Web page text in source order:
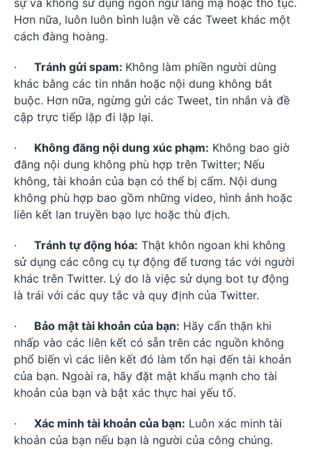
sự và không sử dụng ngôn ngữ lăng mạ hoặc thô tục.
Hơn nữa, luôn luôn bình luận về các Tweet khác một
cách đàng hoàng.
· Tránh gửi spam: Không làm phiền người dùng
khác bằng các tin nhắn hoặc nội dung không bắt
buộc. Hơn nữa, ngừng gửi các Tweet, tin nhắn và đề
cập trực tiếp lặp đi lặp lại.
· Không đăng nội dung xúc phạm: Không bao giờ
đăng nội dung không phù hợp trên Twitter; Nếu
không, tài khoản của bạn có thể bị cấm. Nội dung
không phù hợp bao gồm những video, hình ảnh hoặc
liên kết lan truyền bạo lực hoặc thù địch.
· Tránh tự động hóa: Thật khôn ngoan khi không
sử dụng các công cụ tự động để tương tác với người
khác trên Twitter. Lý do là việc sử dụng bot tự động
là trái với các quy tắc và quy định của Twitter.
· Bảo mật tài khoản của bạn: Hãy cẩn thận khi
nhấp vào các liên kết có sẵn trên các nguồn không
phổ biến vì các liên kết đó làm tổn hại đến tài khoản
của bạn. Ngoài ra, hãy đặt mật khẩu mạnh cho tài
khoản của bạn và bật xác thực hai yếu tố.
· Xác minh tài khoản của bạn: Luôn xác minh tài
khoản của bạn nếu bạn là người của công chúng.